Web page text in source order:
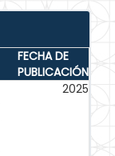
FECHA DE
PUBLICACIÓN
2025